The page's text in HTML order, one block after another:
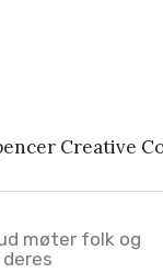
Creative
møter folk og